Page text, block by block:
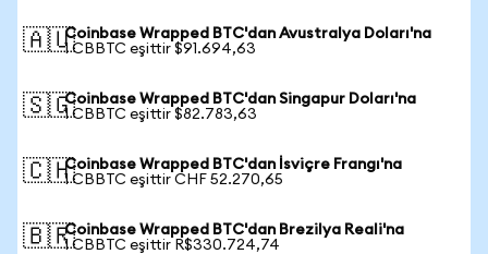
🇦🇺Coinbase Wrapped BTC'dan Avustralya Doları'na
1 CBBTC eşittir $91.694,63
🇸🇬Coinbase Wrapped BTC'dan Singapur Doları'na
1 CBBTC eşittir $82.783,63
🇨🇭Coinbase Wrapped BTC'dan İsviçre Frangı'na
1 CBBTC eşittir CHF 52.270,65
🇧🇷Coinbase Wrapped BTC'dan Brezilya Reali'na
1 CBBTC eşittir R$330.724,74